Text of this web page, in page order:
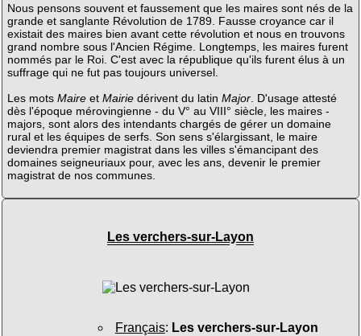
Nous pensons souvent et faussement que les maires sont nés de la
grande et sanglante Révolution de 1789. Fausse croyance car il
existait des maires bien avant cette révolution et nous en trouvons
grand nombre sous l'Ancien Régime. Longtemps, les maires furent
nommés par le Roi. C'est avec la république qu'ils furent élus à un
suffrage qui ne fut pas toujours universel.
Les mots Maireet Mairiedérivent du latin Major. D'usage attesté
dès l'époque mérovingienne - du V° au VIII° siècle, les maires -
majors, sont alors des intendants chargés de gérer un domaine
rural et les équipes de serfs. Son sens s'élargissant, le maire
deviendra premier magistrat dans les villes s'émancipant des
domaines seigneuriaux pour, avec les ans, devenir le premier
magistrat de nos communes.
Les verchers-sur-Layon
Français: Les verchers-sur-Layon